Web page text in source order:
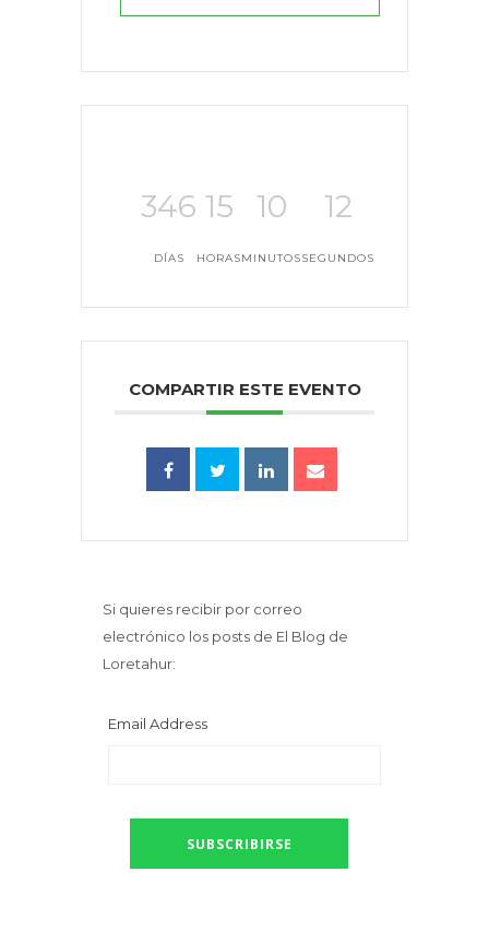
346
DÍAS
15
HORAS
10
MINUTOS
11
SEGUNDOS
COMPARTIR ESTE EVENTO
Si quieres recibir por correo
electrónico los posts de El Blog de
Loretahur:
Email Address